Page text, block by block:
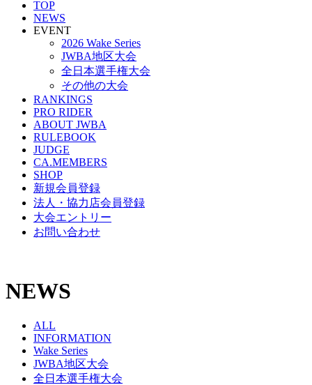
TOP
NEWS
EVENT
2026 Wake Series
JWBA地区大会
全日本選手権大会
その他の大会
RANKINGS
PRO RIDER
ABOUT JWBA
RULEBOOK
JUDGE
CA.MEMBERS
SHOP
新規会員登録
法人・協力店会員登録
大会エントリー
お問い合わせ
NEWS
ALL
INFORMATION
Wake Series
JWBA地区大会
全日本選手権大会